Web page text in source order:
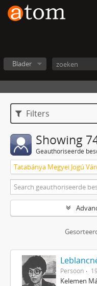
Blader
Filters
Showing
Geauthoriseerde
Tatabánya Megyei Jogú
Persoon
Kelemen